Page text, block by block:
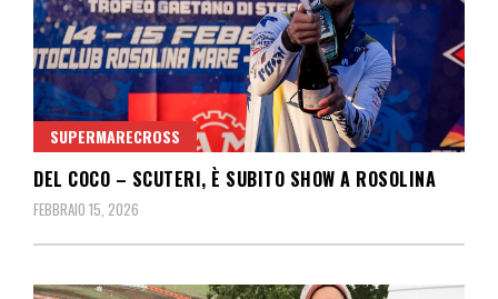
SUPERMARECROSS
DEL COCO – SCUTERI, È SUBITO SHOW A ROSOLINA
FEBBRAIO 15, 2026